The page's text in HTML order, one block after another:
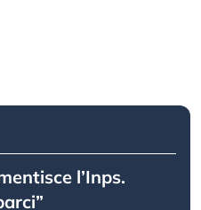
l’Inps.